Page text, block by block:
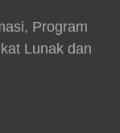
Program
Lunak dan